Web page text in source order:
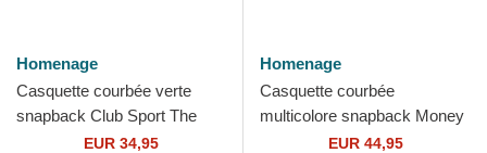
Homenage
Casquette courbée verte
snapback Club Sport The
Ball Homenage
EUR 34,95
Homenage
Casquette courbée
multicolore snapback Money
Music Shapes Identity The
EUR 44,95